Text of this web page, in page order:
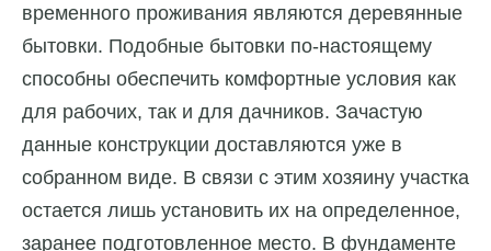
временного проживания являются деревянные
бытовки. Подобные бытовки по-настоящему
способны обеспечить комфортные условия как
для рабочих, так и для дачников. Зачастую
данные конструкции доставляются уже в
собранном виде. В связи с этим хозяину участка
остается лишь установить их на определенное,
заранее подготовленное место. В фундаменте